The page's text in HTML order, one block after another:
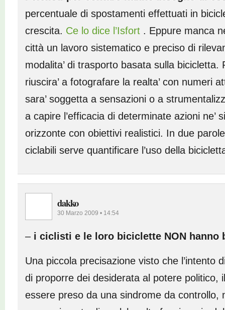
percentuale di spostamenti effettuati in
crescita. Ce lo dice l’Isfort . Eppure manca
città un lavoro sistematico e preciso di
modalita’ di trasporto basata sulla bicicletta.
riuscira’ a fotografare la realta’ con numeri
sara’ soggetta a sensazioni o a
a capire l’efficacia di determinate azioni ne’
orizzonte con obiettivi realistici. In due
ciclabili serve quantificare l’uso della
dakko
30 Marzo 2009 • 14:54
– i ciclisti e le loro biciclette NON hanno
Una piccola precisazione visto che l’intento
di proporre dei desiderata al potere politico,
essere preso da una sindrome da controllo,